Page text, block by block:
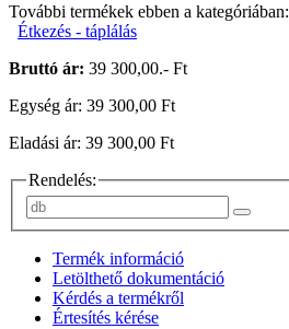
További termékek ebben a kategóriában:
Étkezés - táplálás
Bruttó ár: 39 300,00.- Ft
Egység ár: 39 300,00 Ft
Eladási ár: 39 300,00 Ft
Rendelés:
Termék információ
Letölthető dokumentáció
Kérdés a termékről
Értesítés kérése